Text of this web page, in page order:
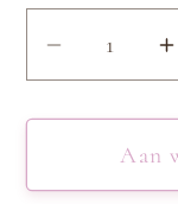
Aantal
verlagen
voor
Schakels
Aan